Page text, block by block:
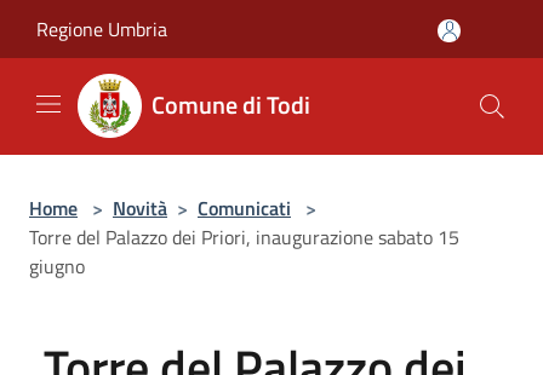
Regione Umbria
Comune di Todi
Home > Novità > Comunicati >
Torre del Palazzo dei Priori, inaugurazione sabato 15
giugno